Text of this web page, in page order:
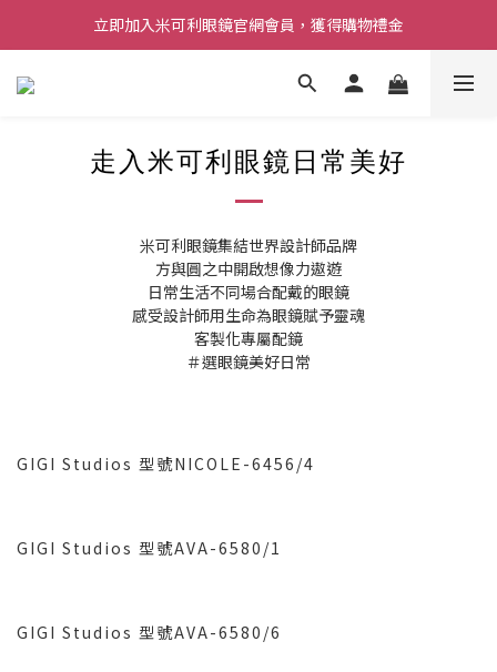
立即加入米可利眼鏡官網會員，獲得購物禮金
走入米可利眼鏡日常美好
米可利眼鏡集結世界設計師品牌
方與圓之中開啟想像力遨遊
日常生活不同場合配戴的眼鏡
感受設計師用生命為眼鏡賦予靈魂
客製化專屬配鏡
＃選眼鏡美好日常
GIGI Studios 型號NICOLE-6456/4
GIGI Studios 型號AVA-6580/1
GIGI Studios 型號AVA-6580/6